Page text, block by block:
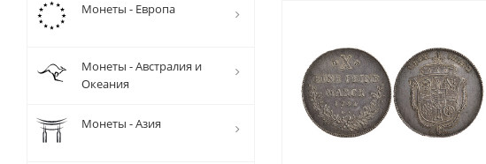
Монеты - Европа
Монеты - Австралия и
Океания
Монеты - Азия